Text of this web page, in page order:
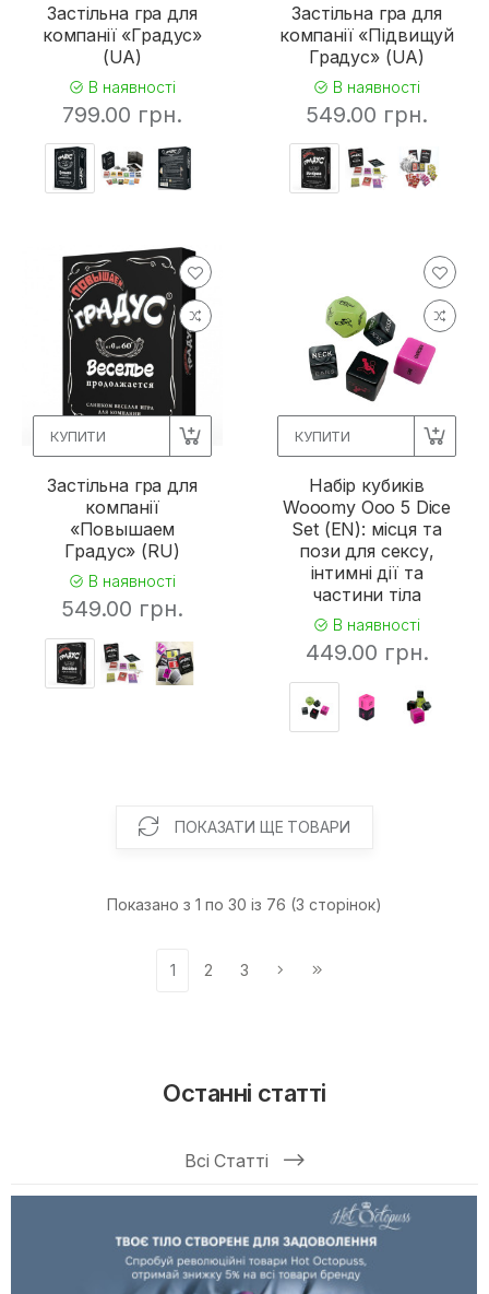
Застільна гра для
компанії «Градус»
(UA)
В наявності
799.00 грн.
Застільна гра для
компанії «Підвищуй
Градус» (UA)
В наявності
549.00 грн.
КУПИТИ
Застільна гра для
компанії
«Повышаем
Градус» (RU)
В наявності
549.00 грн.
КУПИТИ
Набір кубиків
Wooomy Ooo 5 Dice
Set (EN): місця та
пози для сексу,
інтимні дії та
частини тіла
В наявності
449.00 грн.
ПОКАЗАТИ ЩЕ ТОВАРИ
Показано з 1 по 30 із 76 (3 сторінок)
1 2 3
Останні статті
Всі Статті